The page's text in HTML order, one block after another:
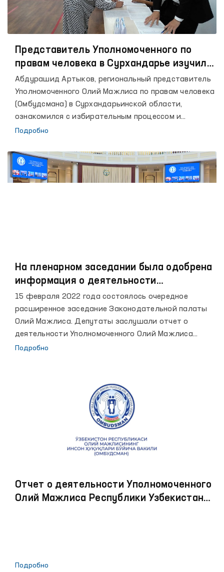
Представитель Уполномоченного по
правам человека в Сурхандарье изучил
деятельность избирательных участков в
пенитенциарных учреждениях
Абдурашид Артыков, региональный представитель
Уполномоченного Олий Мажлиса по правам человека
(Омбудсмана) в Сурхандарьинской области,
ознакомился с избирательным процессом и
условиями, созданными для избирателей на
Сурхандарьинского избирательного округа, где
проходят президентские выборы.
Подробно
На пленарном заседании была одобрена
информация о деятельности
Уполномоченного Олий Мажлиса по
правам человека (Омбудсмана) и
Уполномоченного по правам ребенка в
2021 году
15 февраля 2022 года состоялось очередное
расширенное заседание Законодательной палаты
Олий Мажлиса. Депутаты заслушали отчет о
деятельности Уполномоченного Олий Мажлиса
Республики Узбекистан по правам человека
Подробно
Отчет о деятельности Уполномоченного
Олий Мажлиса Республики Узбекистан
Подробно